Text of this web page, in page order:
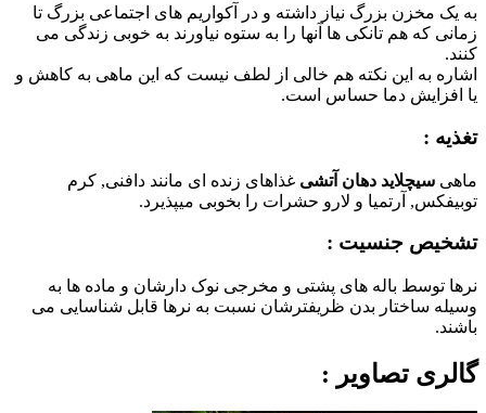
به یک مخزن بزرگ نیاز داشته و در آکواریم های اجتماعی بزرگ تا
زمانی که هم تانکی ها آنها را به ستوه نیاورند به خوبی زندگی می
کنند.
اشاره به این نکته هم خالی از لطف نیست که این ماهی به کاهش و
یا افزایش دما حساس است.
تغذیه :
ماهی سیچلاید دهان آتشی غذاهای زنده ای مانند دافنی, کرم
توبیفکس, آرتمیا و لارو حشرات را بخوبی میپذیرد.
تشخیص جنسیت :
نرها توسط باله های پشتی و مخرجی نوک دارشان و ماده ها به
وسیله ساختار بدن ظریفترشان نسبت به نرها قابل شناسایی می
باشند.
گالری تصاویر :